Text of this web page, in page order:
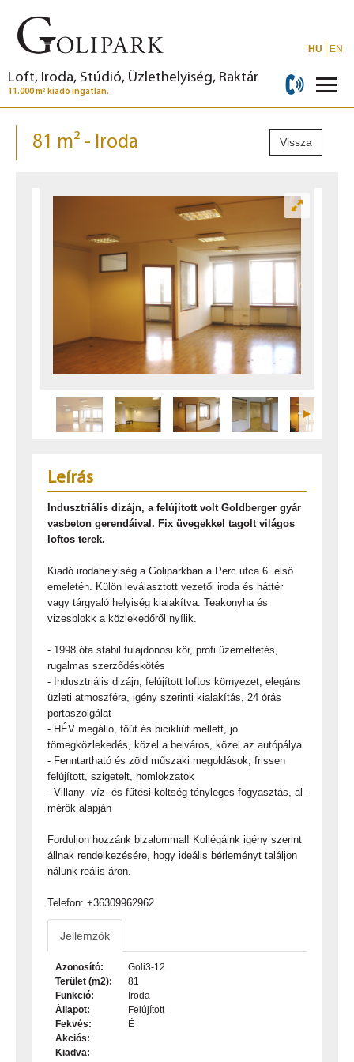
Loft, Iroda, Stúdió, Üzlethelyiség, Raktár
11.000 m2 kiadó ingatlan.
HU EN
81 m² - Iroda Vissza
Leírás
Indusztriális dizájn, a felújított volt Goldberger gyár
vasbeton gerendáival. Fix üvegekkel tagolt világos
loftos terek.
Kiadó irodahelyiség a Goliparkban a Perc utca 6. első
emeletén. Külön leválasztott vezetői iroda és háttér
vagy tárgyaló helyiség kialakítva. Teakonyha és
vizesblokk a közlekedőről nyílik.
- 1998 óta stabil tulajdonosi kör, profi üzemeltetés,
rugalmas szerződéskötés
- Indusztriális dizájn, felújított loftos környezet, elegáns
üzleti atmoszféra, igény szerinti kialakítás, 24 órás
portaszolgálat
- HÉV megálló, főút és bicikliút mellett, jó
tömegközlekedés, közel a belváros, közel az autópálya
- Fenntartható és zöld műszaki megoldások, frissen
felújított, szigetelt, homlokzatok
- Villany- víz- és fűtési költség tényleges fogyasztás, al-
mérők alapján
Forduljon hozzánk bizalommal! Kollégáink igény szerint
állnak rendelkezésére, hogy ideális bérleményt találjon
nálunk reális áron.
Telefon: +36309962962
Jellemzők
Azonosító:
Goli3-12
Terület (m2):
81
Funkció:
Iroda
Állapot:
Felújított
Fekvés:
É
Akciós:
Kiadva: